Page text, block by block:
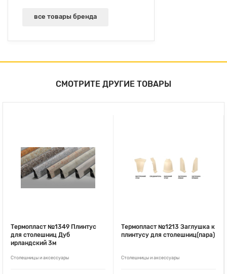
все товары бренда
СМОТРИТЕ ДРУГИЕ ТОВАРЫ
Термопласт №1349 Плинтус
для столешниц Дуб
ирландский 3м
Столешницы и аксессуары
Термопласт №1213 Заглушка к
плинтусу для столешниц(пара)
Столешницы и аксессуары